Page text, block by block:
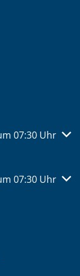
07:30 Uhr
07:30 Uhr